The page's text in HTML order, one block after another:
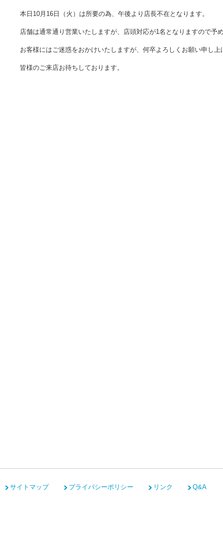
本日10月16日（火）は所要の為、午後より店長不在となります。
店舗は通常通り営業いたしますが、店頭対応が1名となりますので予
お客様にはご迷惑をおかけいたしますが、何卒よろしくお願い申し上
皆様のご来店お待ちしております。
サイトマップ プライバシーポリシー リンク Q&A